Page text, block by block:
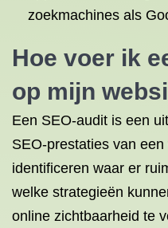
zoekmachines als
Hoe voer ik
op mijn
Een SEO-audit is een
SEO-prestaties van
identificeren waar er
welke strategieën
online zichtbaarheid te